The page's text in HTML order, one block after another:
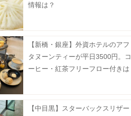
情報は？
【新橋・銀座】外資ホテルのアフ
タヌーンティーが平日3500円。コ
ーヒー・紅茶フリーフロー付きは
【中目黒】スターバックスリザー